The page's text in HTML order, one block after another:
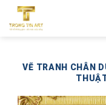
qua
VẼ TRANH CHÂN